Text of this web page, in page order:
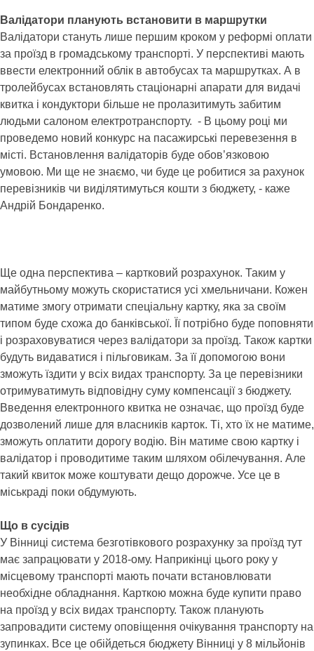
Валідатори планують встановити в маршрутки
Валідатори стануть лише першим кроком у реформі оплати
за проїзд в громадському транспорті. У перспективі мають
ввести електронний облік в автобусах та маршрутках. А в
тролейбусах встановлять стаціонарні апарати для видачі
квитка і кондуктори більше не пролазитимуть забитим
людьми салоном електротранспорту. - В цьому році ми
проведемо новий конкурс на пасажирські перевезення в
місті. Встановлення валідаторів буде обов’язковою
умовою. Ми ще не знаємо, чи буде це робитися за рахунок
перевізників чи виділятимуться кошти з бюджету, - каже
Андрій Бондаренко.
Ще одна перспектива – картковий розрахунок. Таким у
майбутньому можуть скористатися усі хмельничани. Кожен
матиме змогу отримати спеціальну картку, яка за своїм
типом буде схожа до банківської. Її потрібно буде поповняти
і розраховуватися через валідатори за проїзд. Також картки
будуть видаватися і пільговикам. За її допомогою вони
зможуть їздити у всіх видах транспорту. За це перевізники
отримуватимуть відповідну суму компенсації з бюджету.
Введення електронного квитка не означає, що проїзд буде
дозволений лише для власників карток. Ті, хто їх не матиме,
зможуть оплатити дорогу водію. Він матиме свою картку і
валідатор і проводитиме таким шляхом обілечування. Але
такий квиток може коштувати дещо дорожче. Усе це в
міськраді поки обдумують.
Що в сусідів
У Вінниці система безготівкового розрахунку за проїзд тут
має запрацювати у 2018-ому. Наприкінці цього року у
місцевому транспорті мають почати встановлювати
необхідне обладнання. Карткою можна буде купити право
на проїзд у всіх видах транспорту. Також планують
запровадити систему оповіщення очікування транспорту на
зупинках. Все це обійдеться бюджету Вінниці у 8 мільйонів